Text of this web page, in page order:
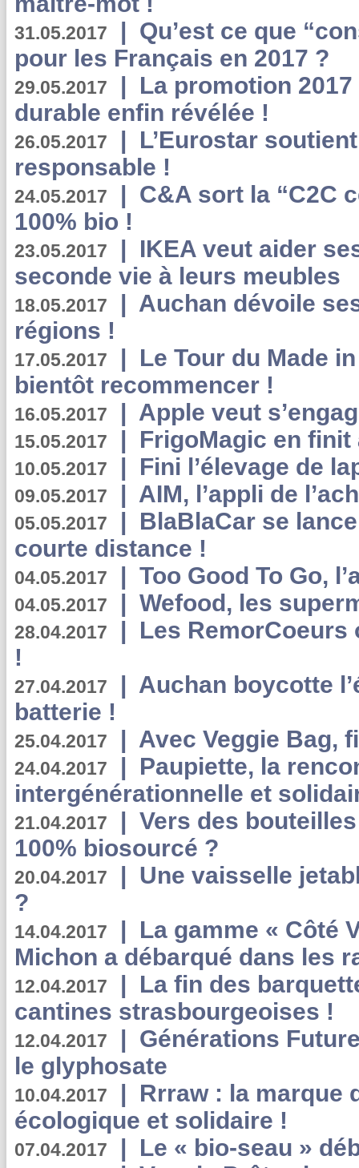
31.05.2017 | Qu’est ce que
pour les Français en 2017 ?
29.05.2017 | La promotion
durable enfin révélée !
26.05.2017 | L’Eurostar
responsable !
24.05.2017 | C&A sort la “C2C
100% bio !
23.05.2017 | IKEA veut aider
seconde vie à leurs meubles
18.05.2017 | Auchan dévoile
régions !
17.05.2017 | Le Tour du Made
bientôt recommencer !
16.05.2017 | Apple veut
15.05.2017 | FrigoMagic en
10.05.2017 | Fini l’élevage de
09.05.2017 | AIM, l’appli de
05.05.2017 | BlaBlaCar se
courte distance !
04.05.2017 | Too Good To Go,
04.05.2017 | Wefood, les
28.04.2017 | Les RemorCoeurs
!
27.04.2017 | Auchan boycotte
batterie !
25.04.2017 | Avec Veggie Bag,
24.04.2017 | Paupiette, la
intergénérationnelle et
21.04.2017 | Vers des
100% biosourcé ?
20.04.2017 | Une vaisselle
?
14.04.2017 | La gamme « Côté
Michon a débarqué dans les
12.04.2017 | La fin des
cantines strasbourgeoises !
12.04.2017 | Générations
le glyphosate
10.04.2017 | Rrraw : la marque
écologique et solidaire !
07.04.2017 | Le « bio-seau »